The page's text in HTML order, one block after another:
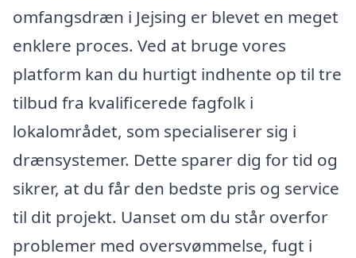
omfangsdræn i Jejsing er blevet en meget
enklere proces. Ved at bruge vores
platform kan du hurtigt indhente op til tre
tilbud fra kvalificerede fagfolk i
lokalområdet, som specialiserer sig i
drænsystemer. Dette sparer dig for tid og
sikrer, at du får den bedste pris og service
til dit projekt. Uanset om du står overfor
problemer med oversvømmelse, fugt i